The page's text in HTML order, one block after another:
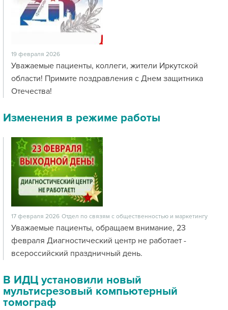
19 февраля 2026
Уважаемые пациенты, коллеги, жители Иркутской
области! Примите поздравления с Днем защитника
Отечества!
Изменения в режиме работы
17 февраля 2026 Отдел по связям с общественностью и маркетингу
Уважаемые пациенты, обращаем внимание, 23
февраля Диагностический центр не работает -
всероссийский праздничный день.
В ИДЦ установили новый
мультисрезовый компьютерный
томограф